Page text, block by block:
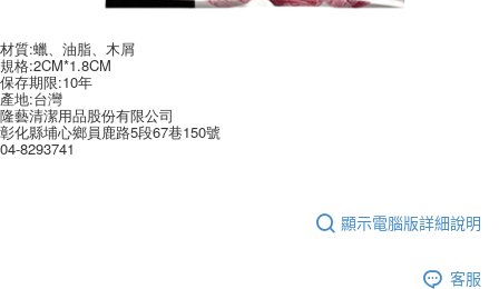
是否繳費成功／繳費後需取消欲退款等相關疑問，請聯繫「AFTEE先享後付
【注意事項】
１．透過由恩沛科技股份有限公司提供之「AFTEE先享後付」服務完成之交
易，需依本服務之必要範圍內提供個人資料，並將交易相關給付款項請求債
權轉讓予恩沛科技股份有限公司。
２．關於個人資料處理事宜，請瀏覽以下網址：
時審查核予不同之上限額度；若仍有額度不足之情形，本公司將視審查結果
宅配
每筆NT$120，滿NT$899(含以上)免運費
材質:蠟、油脂、木屑
規格:2CM*1.8CM
保存期限:10年
產地:台灣
隆藝清潔用品股份有限公司
彰化縣埔心鄉員鹿路5段67巷150號
04-8293741
顯示電腦版詳細說明
客服